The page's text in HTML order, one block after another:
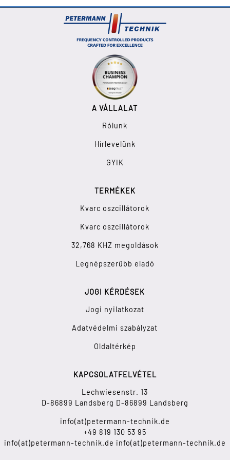
A VÁLLALAT
Rólunk
Hírlevelünk
GYIK
TERMÉKEK
Kvarc oszcillátorok
Kvarc oszcillátorok
32,768 KHZ megoldások
Legnépszerűbb eladó
JOGI KÉRDÉSEK
Jogi nyilatkozat
Adatvédelmi szabályzat
Oldaltérkép
KAPCSOLATFELVÉTEL
Lechwiesenstr. 13
D-86899 Landsberg D-86899 Landsberg
info(at)petermann-technik.de
+49 819 130 53 95
info(at)petermann-technik.de info(at)petermann-technik.de